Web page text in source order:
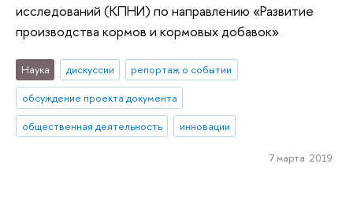
исследований (КПНИ) по направлению «Развитие
производства кормов и кормовых добавок»
Наука дискуссии
репортаж о событии
обсуждение проекта документа
общественная деятельность
инновации
7 марта 2019